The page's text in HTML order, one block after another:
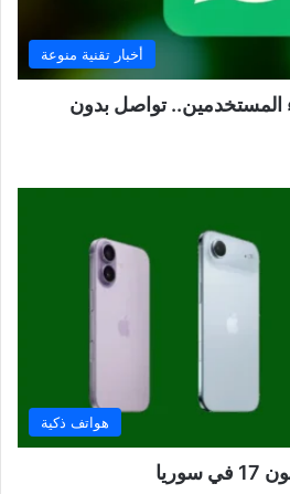
أخبار تقنية منوعة
المستخدمين.. تواصل بدون
هواتف ذكية